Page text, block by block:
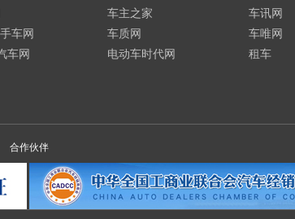
车网
车网
车主之家
车质网
电动车时代网
车讯网
车唯网
租车
合作伙伴